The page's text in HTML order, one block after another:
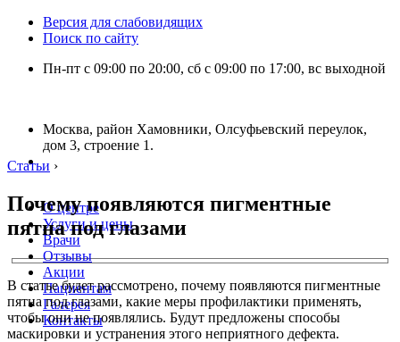
Версия для слабовидящих
Поиск по сайту
Пн-пт с 09:00 по 20:00, сб с 09:00 по 17:00, вс выходной
Москва, район Хамовники, Олсуфьевский переулок,
дом 3, строение 1.
О центре
Услуги и цены
Врачи
Отзывы
Акции
Пациентам
Галерея
Контакты
Статьи ›
Почему появляются пигментные
пятна под глазами
В статье будет рассмотрено, почему появляются пигментные
пятна под глазами, какие меры профилактики применять,
чтобы они не появлялись. Будут предложены способы
маскировки и устранения этого неприятного дефекта.